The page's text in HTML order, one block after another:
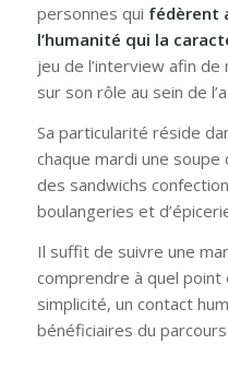
personnes qui fédèrent
l’humanité qui la
jeu de l’interview afin
sur son rôle au sein de
Sa particularité réside
chaque mardi une
des sandwichs
boulangeries et
Il suffit de suivre une
comprendre à quel
simplicité, un contact
bénéficiaires du parcours.